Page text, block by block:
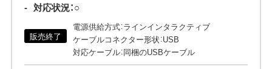
- 対応状況：○
販売終了
電源供給方式：ラインインタラクティブ
ケーブルコネクター形状：USB
対応ケーブル：同梱のUSBケーブル